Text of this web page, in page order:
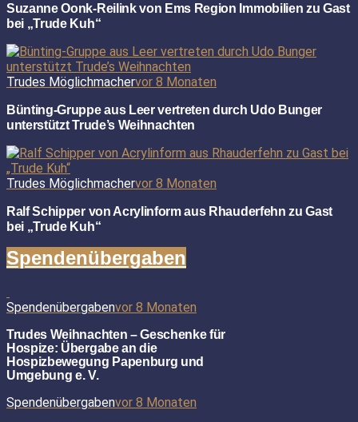
Suzanne Oonk-Reilink von Ems Region Immobilien zu Gast
bei „Trude Kuh“
Trudes Möglichmachervor 8 Monaten
Bünting-Gruppe aus Leer vertreten durch Udo Bunger
unterstützt Trude’s Weihnachten
Trudes Möglichmachervor 8 Monaten
Ralf Schipper von Acrylinform aus Rhauderfehn zu Gast
bei „Trude Kuh“
Spendenübergaben
Spendenübergabenvor 8 Monaten
Trudes Weihnachten – Geschenke für
Hospize: Übergabe an die
Hospizbewegung Papenburg und
Umgebung e. V.
Spendenübergabenvor 8 Monaten